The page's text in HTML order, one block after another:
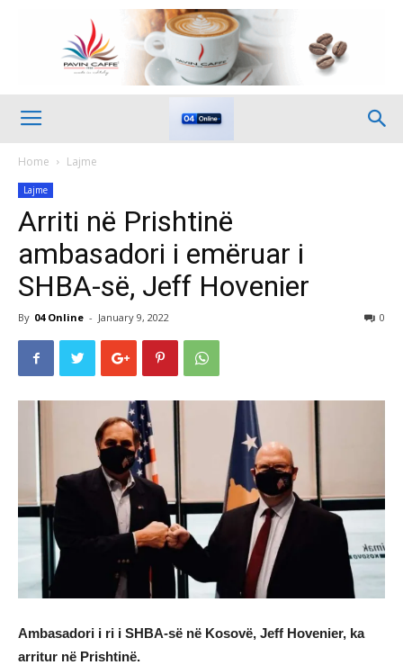
Home Lajme
Lajme
Arriti në Prishtinë
ambasadori i emëruar i
SHBA-së, Jeff Hovenier
By 04 Online - January 9, 2022 0
Ambasadori i ri i SHBA-së në Kosovë, Jeff Hovenier, ka
arritur në Prishtinë.